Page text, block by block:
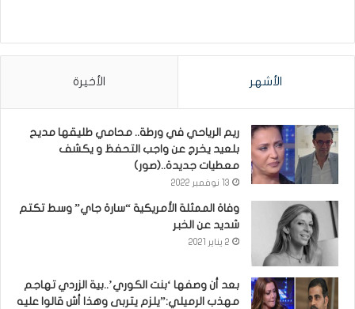
الأشهر الأخيرة
ريم الرياحي في ورطة.. محامي طليقها مديح
بلعيد يخرج عن واجب التحفظ و يكشف
معطيات جديدة..(صور)
13 نوفمبر 2022
وفاة الممثلة الأمريكية “سارة جاي” وسط تكتم
شديد عن الخبر
2 يناير 2021
بعد أن وصفها ‘بنت الكوري’..بية الزردي تهاجم
مهذب الرميلي:”يلزم يتربى وهذا أش قالوا عليه